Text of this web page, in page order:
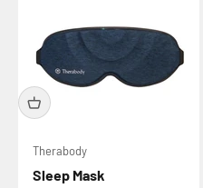
Therabody
Sleep Mask